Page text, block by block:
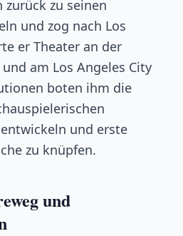
zurück zu seinen
und zog nach Los
er Theater an der
am Los Angeles City
boten ihm die
und erste
zu knüpfen.
und